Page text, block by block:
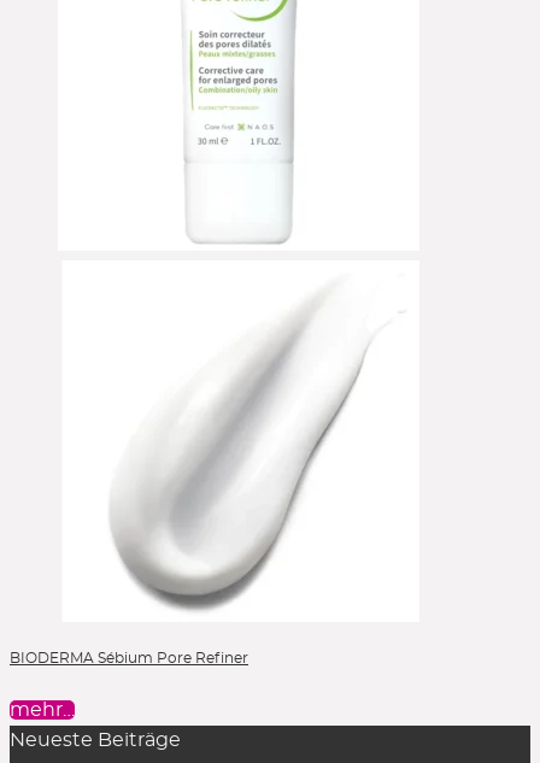
BIODERMA Sébium Pore Refiner
mehr…
Neueste Beiträge